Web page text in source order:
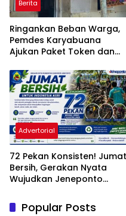
Berita
Ringankan Beban Warga,
Pemdes Karyabuana
Ajukan Paket Token dan
PLN
Advertorial
72 Pekan Konsisten! Jumat
Bersih, Gerakan Nyata
Wujudkan Jeneponto
ASRIPopular Posts